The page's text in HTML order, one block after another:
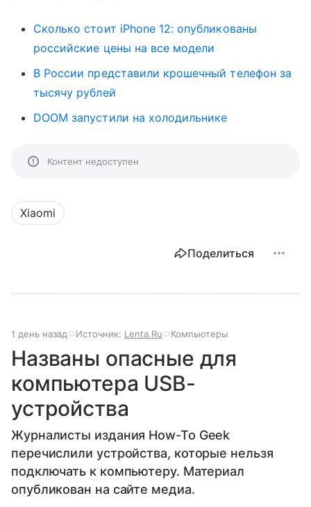
Сколько стоит iPhone 12: опубликованы
российские цены на все модели
В России представили крошечный телефон за
тысячу рублей
DOOM запустили на холодильнике
Контент недоступен
Xiaomi
Поделиться
1 день назад Источник: Lenta.Ru Компьютеры
Названы опасные для
компьютера USB-
устройства
Журналисты издания How-To Geek
перечислили устройства, которые нельзя
подключать к компьютеру. Материал
опубликован на сайте медиа.